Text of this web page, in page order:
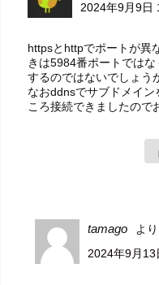
2024年9月9日
httpsとhttpでポートが異
きは5984番ポートでは
するのではないでしょう
なおddnsでサブドメイン
ころ接続できましたので
tamago
よ
2024年9月13